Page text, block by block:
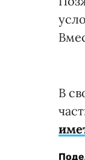
В